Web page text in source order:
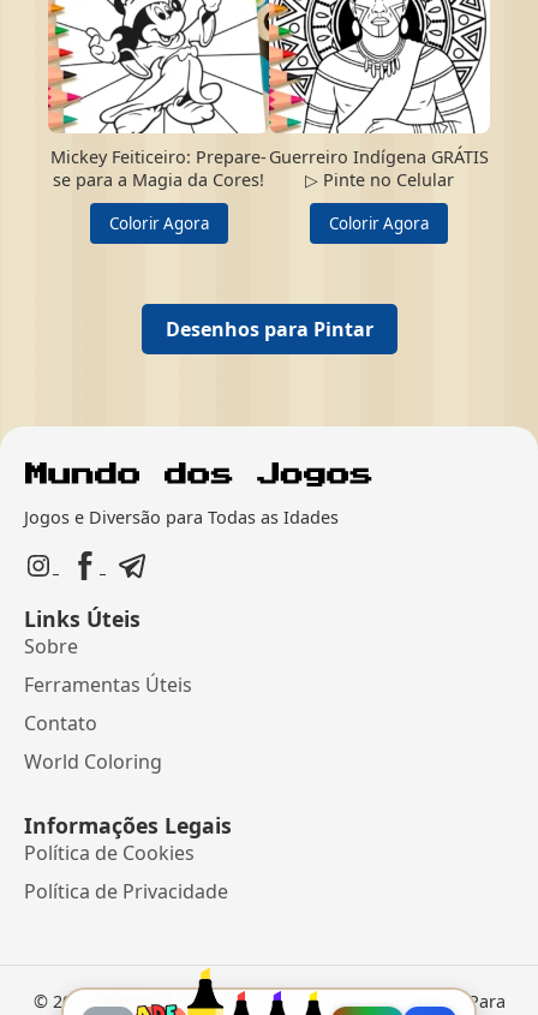
Mickey Feiticeiro: Prepare-
se para a Magia da Cores!
Colorir Agora
Guerreiro Indígena GRÁTIS
▷ Pinte no Celular
Colorir Agora
Desenhos para Pintar
Jogos e Diversão para Todas as Idades
Links Úteis
Sobre
Ferramentas Úteis
Contato
World Coloring
Informações Legais
Política de Cookies
Política de Privacidade
© 2026 Mundo dos Jogos• Jogos Online e Desenhos Para